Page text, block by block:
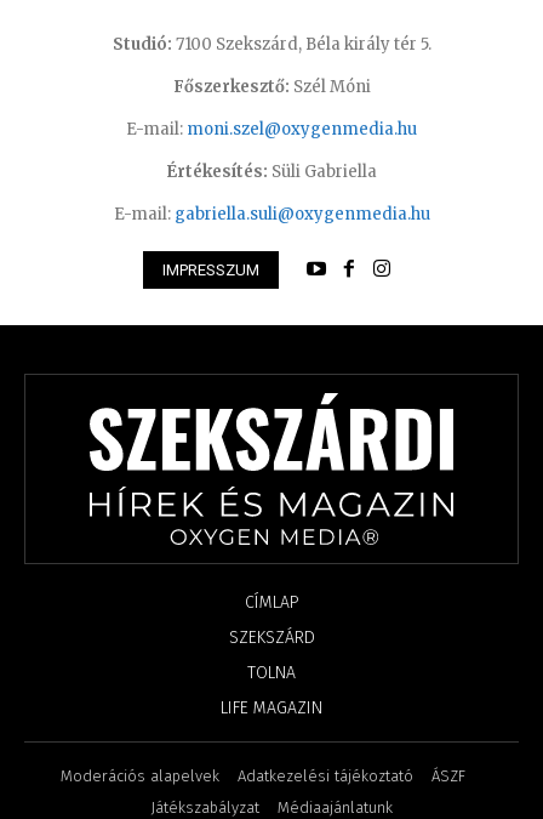
Studió: 7100 Szekszárd, Béla király tér 5.
Főszerkesztő: Szél Móni
E-mail: moni.szel@oxygenmedia.hu
Értékesítés: Süli Gabriella
E-mail: gabriella.suli@oxygenmedia.hu
IMPRESSZUM
CÍMLAP
SZEKSZÁRD
TOLNA
LIFE MAGAZIN
Moderációs alapelvek Adatkezelési tájékoztató
ÁSZF
Játékszabályzat
Médiaajánlatunk